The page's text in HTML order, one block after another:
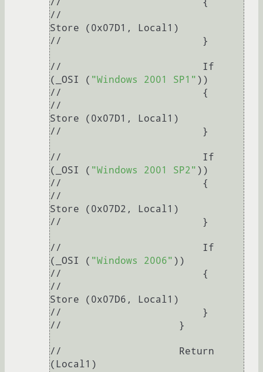
//                        {
//
Store (0x07D1, Local1)
//                        }
//                        If
(_OSI ( "Windows 2001 SP1" ))
//                        {
//
Store (0x07D1, Local1)
//                        }
//                        If
(_OSI ( "Windows 2001 SP2" ))
//                        {
//
Store (0x07D2, Local1)
//                        }
//                        If
(_OSI ( "Windows 2006" ))
//                        {
//
Store (0x07D6, Local1)
//                        }
//                    }
//                    Return
(Local1)